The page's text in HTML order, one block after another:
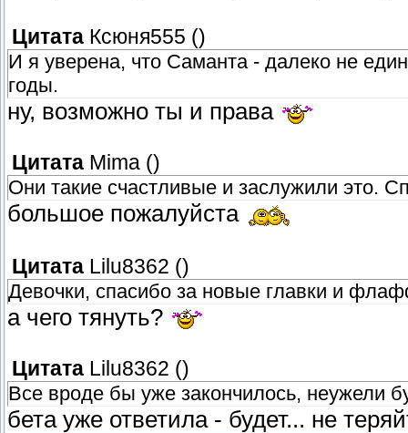
Цитата Ксюня555 ()
И я уверена, что Саманта - далеко не
годы.
ну, возможно ты и права
Цитата Mima ()
Они такие счастливые и заслужили это.
большое пожалуйста
Цитата Lilu8362 ()
Девочки, спасибо за новые главки и
а чего тянуть?
Цитата Lilu8362 ()
Все вроде бы уже закончилось, неужели
бета уже ответила - будет... не